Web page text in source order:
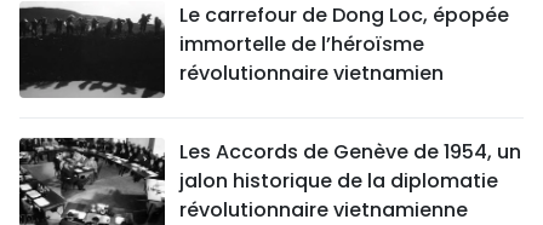
Le carrefour de Dong Loc, épopée
immortelle de l’héroïsme
révolutionnaire vietnamien
Les Accords de Genève de 1954, un
jalon historique de la diplomatie
révolutionnaire vietnamienne